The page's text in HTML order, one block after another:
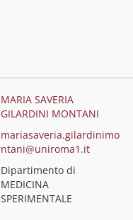
MARIA SAVERIA
GILARDINI MONTANI
mariasaveria.gilardinimo
ntani@uniroma1.it
Dipartimento di
MEDICINA
SPERIMENTALE